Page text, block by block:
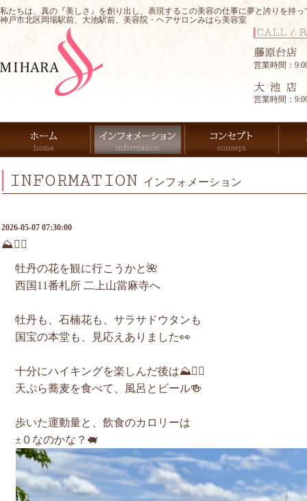
私たちは、真の『美しさ』を創り出し、表現するこの美容の仕事に夢と誇りを持
神戸市北区岡場駅前、大池駅前、美容院・ヘアサロンみはら美容室
営業時間：
営業時間：
INFORMATION インフォメーション
2026-05-07 07:30:00
⛰️🚶‍♀️
牡丹の花を観に行こうかと🌺
西国11番札所 二上山當麻寺へ
牡丹も、石楠花も、サラサドウタンも
国宝の本堂も、見応えありました👀
十分にハイキングを楽しんだ後は⛰️🚶‍♀️
天ぷら蕎麦を食べて、風呂とビール🍻
歩いた運動量と、飲食のカロリーは
±０なのかな？🐖